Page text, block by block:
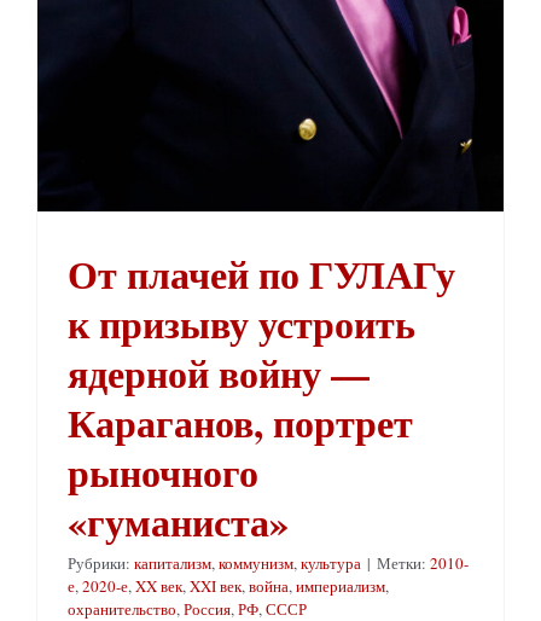
От плачей по ГУЛАГу
к призыву устроить
ядерной войну —
Караганов, портрет
рыночного
«гуманиста»
Рубрики: капитализм, коммунизм, культура | Метки: 2010-
е, 2020-е, XX век, XXI век, война, империализм,
охранительство, Россия, РФ, СССР